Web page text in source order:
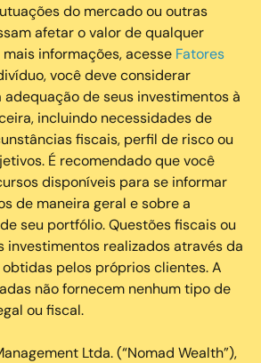
do mercado ou outras
afetar o valor de qualquer
informações, acesse Fatores
você deve considerar
de seus investimentos à
incluindo necessidades de
fiscais, perfil de risco ou
É recomendado que você
disponíveis para se informar
de maneira geral e sobre a
seu portfólio. Questões fiscais ou
investimentos realizados através da
pelos próprios clientes. A
não fornecem nenhum tipo de
ou fiscal.
Ltda. (“Nomad Wealth”),